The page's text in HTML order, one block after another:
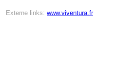
Externe links: www.viventura.fr